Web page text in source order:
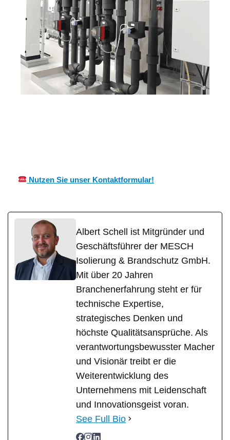
Nutzen Sie unser Kontaktformular!
Albert Schell ist Mitgründer und
Geschäftsführer der MESCH
Isolierung & Brandschutz GmbH.
Mit über 20 Jahren
Branchenerfahrung steht er für
technische Expertise,
strategisches Denken und
höchste Qualitätsansprüche. Als
verantwortungsbewusster Macher
und Visionär treibt er die
Weiterentwicklung des
Unternehmens mit Leidenschaft
und Innovationsgeist voran.
See Full Bio